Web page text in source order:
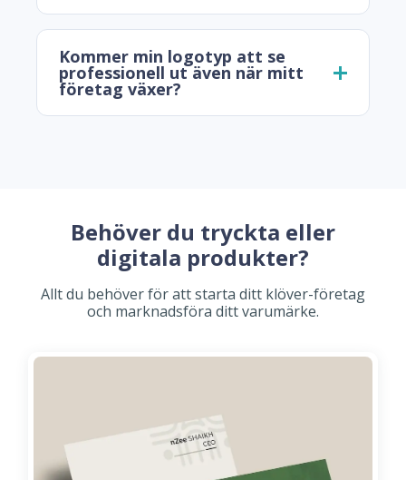
Kommer min logotyp att se
professionell ut även när mitt
företag växer?
Behöver du tryckta eller
digitala produkter?
Allt du behöver för att starta ditt klöver-företag
och marknadsföra ditt varumärke.